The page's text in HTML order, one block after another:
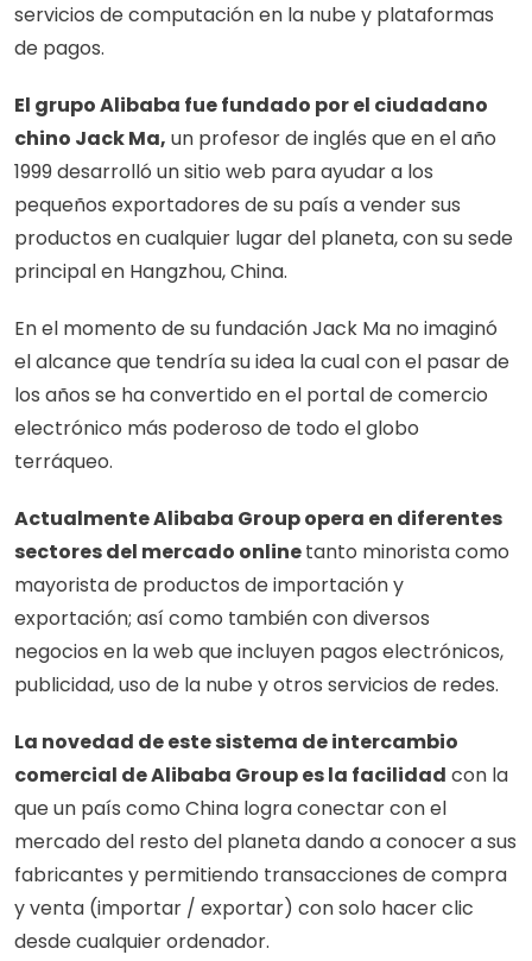
servicios de computación en la nube y plataformas
de pagos.
El grupo Alibaba fue fundado por el ciudadano
chino Jack Ma, un profesor de inglés que en el año
1999 desarrolló un sitio web para ayudar a los
pequeños exportadores de su país a vender sus
productos en cualquier lugar del planeta, con su sede
principal en Hangzhou, China.
En el momento de su fundación Jack Ma no imaginó
el alcance que tendría su idea la cual con el pasar de
los años se ha convertido en el portal de comercio
electrónico más poderoso de todo el globo
terráqueo.
Actualmente Alibaba Group opera en diferentes
sectores del mercado online tanto minorista como
mayorista de productos de importación y
exportación; así como también con diversos
negocios en la web que incluyen pagos electrónicos,
publicidad, uso de la nube y otros servicios de redes.
La novedad de este sistema de intercambio
comercial de Alibaba Group es la facilidad con la
que un país como China logra conectar con el
mercado del resto del planeta dando a conocer a sus
fabricantes y permitiendo transacciones de compra
y venta (importar / exportar) con solo hacer clic
desde cualquier ordenador.